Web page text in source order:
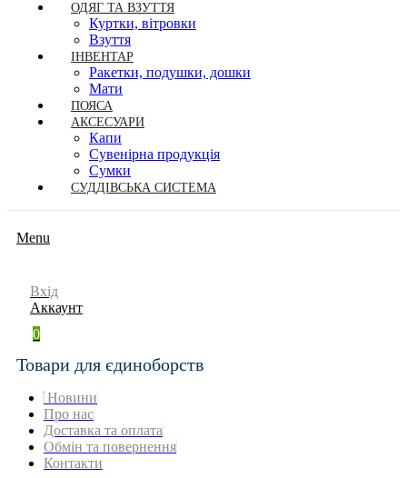
ОДЯГ ТА ВЗУТТЯ
Куртки, вітровки
Взуття
ІНВЕНТАР
Ракетки, подушки, дошки
Мати
ПОЯСА
АКСЕСУАРИ
Капи
Сувенірна продукція
Сумки
СУДДІВСЬКА СИСТЕМА
Menu
Вхід
Аккаунт
0
Товари для єдиноборств
Новини
Про нас
Доставка та оплата
Обмін та повернення
Контакти